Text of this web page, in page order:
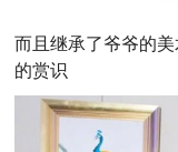
而且继承了爷爷的
的赏识